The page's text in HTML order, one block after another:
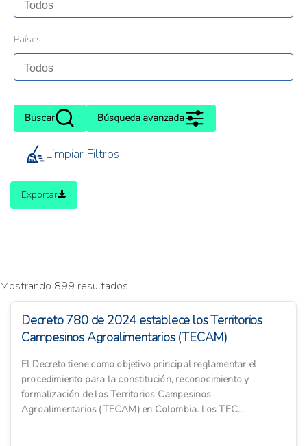
Países
Buscar Búsqueda avanzada
Limpiar Filtros
Exportar
Mostrando 899 resultados
Decreto 780 de 2024 establece los Territorios
Campesinos Agroalimentarios (TECAM)
El Decreto tiene como objetivo principal reglamentar el
procedimiento para la constitución, reconocimiento y
formalización de los Territorios Campesinos
Agroalimentarios (TECAM) en Colombia. Los TEC...